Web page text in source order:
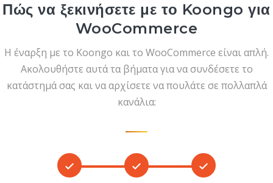
Πώς να ξεκινήσετε με το Koongo για
WooCommerce
Η έναρξη με το Koongo και το WooCommerce είναι απλή.
Ακολουθήστε αυτά τα βήματα για να συνδέσετε το
κατάστημά σας και να αρχίσετε να πουλάτε σε πολλαπλά
κανάλια: